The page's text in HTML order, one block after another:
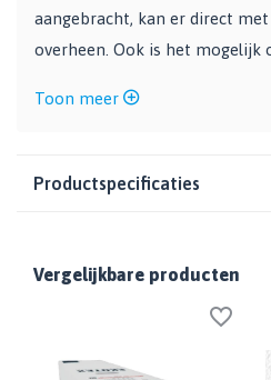
aangebracht, kan er direct
overheen. Ook is het mogelijk
Toon meer
Productspecificaties
Vergelijkbare producten